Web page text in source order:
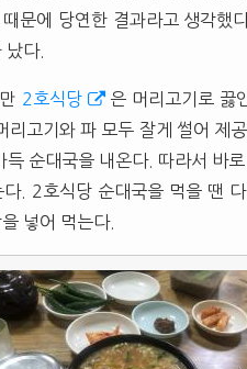
문에 당연한 결과라고 생각했
났다.
2호식당
은 머리고기로 끓
리고기와 파 모두 잘게 썰어 제
득 순대국을 내온다. 따라서 바
다. 2호식당 순대국을 먹을 땐
넣어 먹는다.